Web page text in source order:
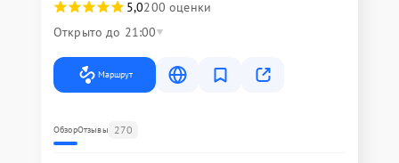
5,0200 оценки
Открыто до 21:00
Маршрут
ОбзорОтзывы 270